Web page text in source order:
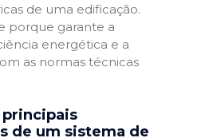
de uma edificação.
porque garante a
energética e a
as normas técnicas
principais
de um sistema de